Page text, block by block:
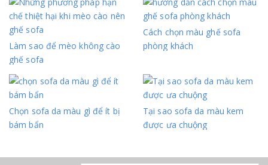
Làm sao để mèo không cào
ghế sofa​
Cách chọn màu ghế sofa
phòng khách
Chọn sofa da màu gì để ít bị
bám bẩn
Tại sao sofa da màu kem
được ưa chuộng